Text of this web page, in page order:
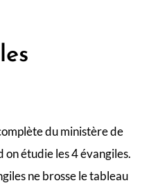
du ministère de
on étudie les 4 évangiles.
ne brosse le tableau